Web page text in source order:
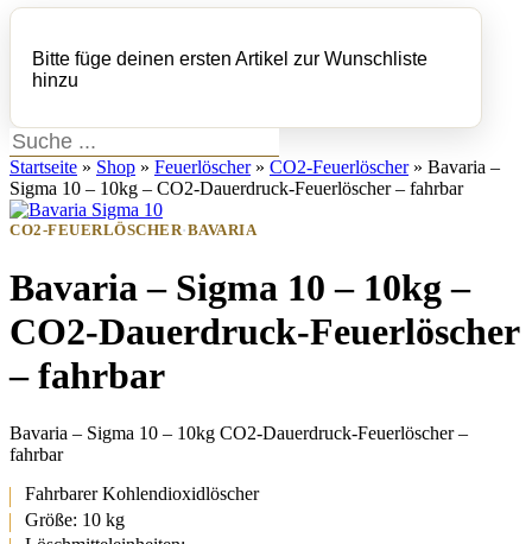
Bitte füge deinen ersten Artikel zur Wunschliste
hinzu
Startseite » Shop » Feuerlöscher» CO2-Feuerlöscher» Bavaria –
Sigma 10 – 10kg – CO2-Dauerdruck-Feuerlöscher – fahrbar
CO2-FEUERLÖSCHER·BAVARIA
Bavaria – Sigma 10 – 10kg –
CO2-Dauerdruck-Feuerlöscher
– fahrbar
Bavaria – Sigma 10 – 10kg CO2-Dauerdruck-Feuerlöscher –
fahrbar
Fahrbarer Kohlendioxidlöscher
Größe: 10 kg